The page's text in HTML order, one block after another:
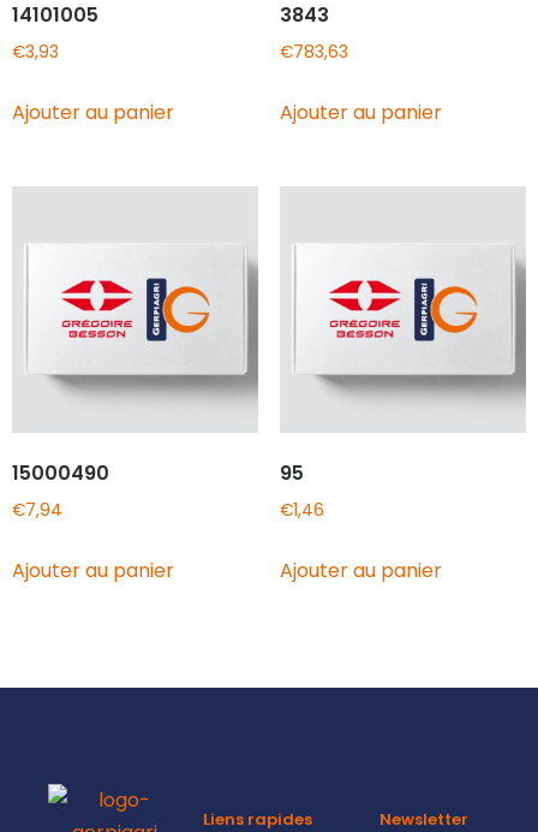
14101005
€3,93
Ajouter au panier
3843
€783,63
Ajouter au panier
15000490
€7,94
Ajouter au panier
95
€1,46
Ajouter au panier
Liens rapides Newsletter